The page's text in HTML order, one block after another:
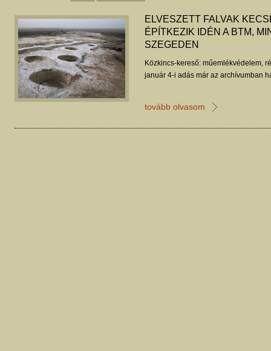
ELVESZETT FALVAK
ÉPÍTKEZIK IDÉN A BTM,
SZEGEDEN
Közkincs-kereső: műemlékvédelem,
január 4-i adás már az archívumban
tovább olvasom